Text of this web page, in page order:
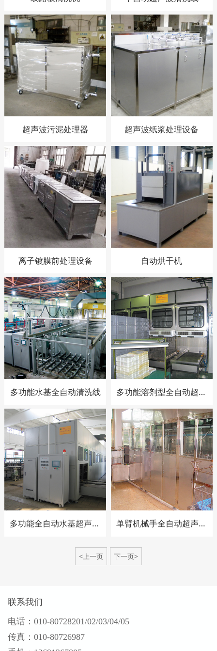
超声波污泥处理器 超声波纸浆处理设备
离子镀膜前处理设备 自动烘干机
多功能水基全自动清洗线 多功能溶剂型全自动超声波清洗线
多功能全自动水基超声波清洗线 单臂机械手全自动超声波清洗线
<上一页 下一页>
联系我们
电话：010-80728201/02/03/04/05
传真：010-80726987